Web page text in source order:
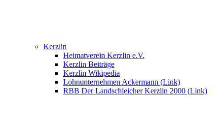
Kerzlin
Heimatverein Kerzlin e.V.
Kerzlin Beiträge
Kerzlin Wikipedia
Lohnunternehmen Ackermann (Link)
RBB Der Landschleicher Kerzlin 2000 (Link)